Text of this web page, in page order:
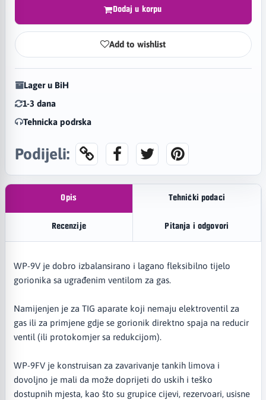
Dodaj u korpu
Add to wishlist
Lager u BiH
1-3 dana
Tehnicka podrska
Podijeli:
Opis Tehnički podaci
Recenzije Pitanja i odgovori
WP-9V je dobro izbalansirano i lagano fleksibilno tijelo
gorionika sa ugrađenim ventilom za gas.
Namijenjen je za TIG aparate koji nemaju elektroventil za
gas ili za primjene gdje se gorionik direktno spaja na reducir
ventil (ili protokomjer sa redukcijom).
WP-9FV je konstruisan za zavarivanje tankih limova i
dovoljno je mali da može doprijeti do uskih i teško
dostupnih mjesta, kao što su grupice cijevi, rezervoari, usisne